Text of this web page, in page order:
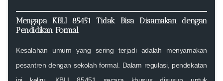
Mengapa KBLI 85451 Tidak Bisa Disamakan dengan
Pendidikan Formal
Kesalahan umum yang sering terjadi adalah menyamakan
pesantren dengan sekolah formal. Dalam regulasi, pendekatan